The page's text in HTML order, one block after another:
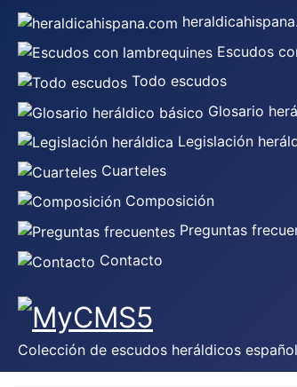
Escudos
Todo escudos
Glosario
Legislación
Cuarteles
Composición
Preguntas
Contacto
Colección de escudos heráldicos